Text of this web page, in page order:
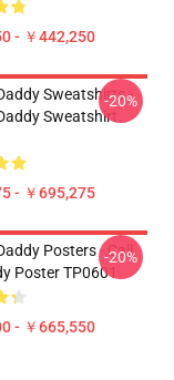
- ￥442,250
Sweatshirts -
Sweatshirt
- ￥695,275
-20%
Posters - Call
Poster TP0601
- ￥665,550
-20%